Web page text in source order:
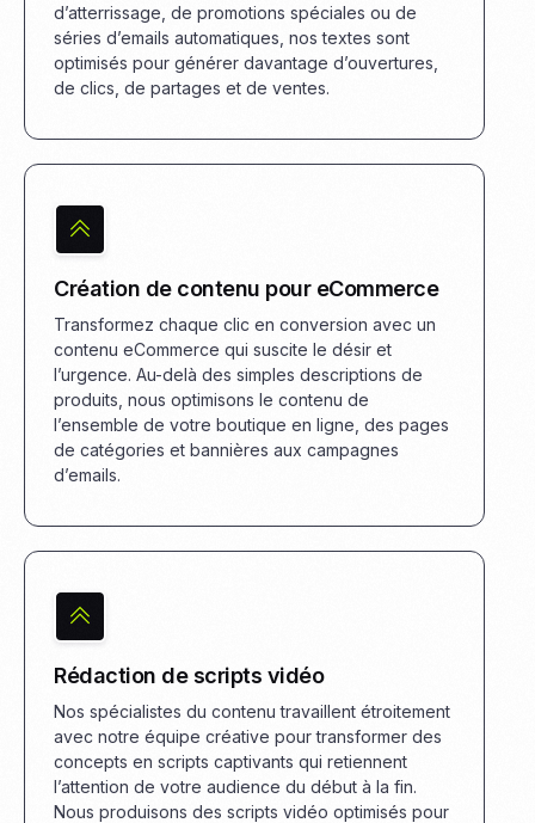
d’atterrissage, de promotions spéciales ou de
séries d’emails automatiques, nos textes sont
optimisés pour générer davantage d’ouvertures,
de clics, de partages et de ventes.
Création de contenu pour eCommerce
Transformez chaque clic en conversion avec un
contenu eCommerce qui suscite le désir et
l’urgence. Au-delà des simples descriptions de
produits, nous optimisons le contenu de
l’ensemble de votre boutique en ligne, des pages
de catégories et bannières aux campagnes
d’emails.
Rédaction de scripts vidéo
Nos spécialistes du contenu travaillent étroitement
avec notre équipe créative pour transformer des
concepts en scripts captivants qui retiennent
l’attention de votre audience du début à la fin.
Nous produisons des scripts vidéo optimisés pour